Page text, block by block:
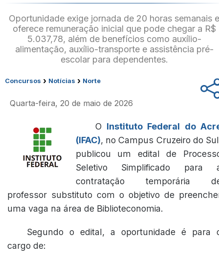
Oportunidade exige jornada de 20 horas semanais
oferece remuneração inicial que pode chegar a R$
5.037,78, além de benefícios como auxílio-
alimentação, auxílio-transporte e assistência pré-
escolar para dependentes.
Concursos › Notícias › Norte
Quarta-feira, 20 de maio de 2026
O Instituto Federal do
(IFAC), no Campus Cruzeiro do
publicou um edital de
Seletivo Simplificado para
contratação temporária
professor substituto com o objetivo de
uma vaga na área de Biblioteconomia.
Segundo o edital, a oportunidade é para
cargo de: